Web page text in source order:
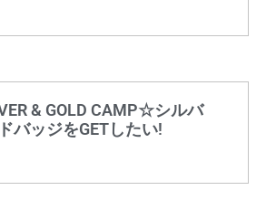
& GOLD CAMP☆シルバ
バッジをGETしたい!